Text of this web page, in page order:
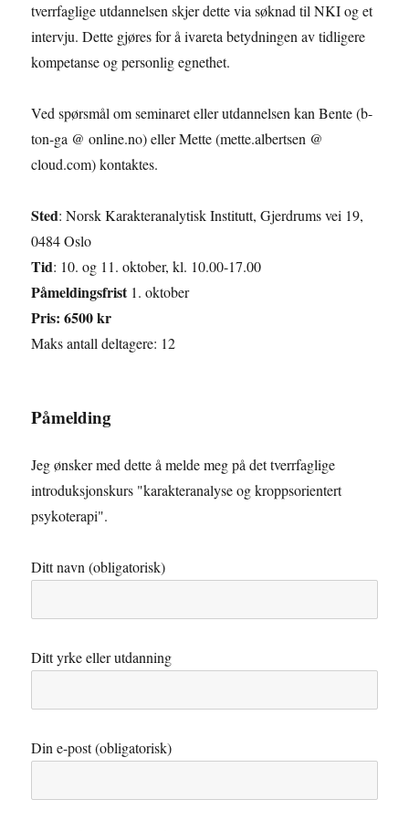
tverrfaglige utdannelsen skjer dette via søknad til NKI og et
intervju. Dette gjøres for å ivareta betydningen av tidligere
kompetanse og personlig egnethet.
Ved spørsmål om seminaret eller utdannelsen kan Bente (b-
ton-ga @ online.no) eller Mette (mette.albertsen @
cloud.com) kontaktes.
Sted: Norsk Karakteranalytisk Institutt, Gjerdrums vei 19,
0484 Oslo
Tid: 10. og 11. oktober, kl. 10.00-17.00
Påmeldingsfrist1. oktober
Pris: 6500 kr
Maks antall deltagere: 12
Påmelding
Jeg ønsker med dette å melde meg på det tverrfaglige
introduksjonskurs "karakteranalyse og kroppsorientert
psykoterapi".
Ditt navn (obligatorisk)
Ditt yrke eller utdanning
Din e-post (obligatorisk)